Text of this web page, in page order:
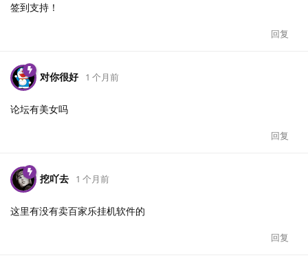
签到支持！
回复
对你很好 1 个月前
论坛有美女吗
回复
挖吖去 1 个月前
这里有没有卖百家乐挂机软件的
回复